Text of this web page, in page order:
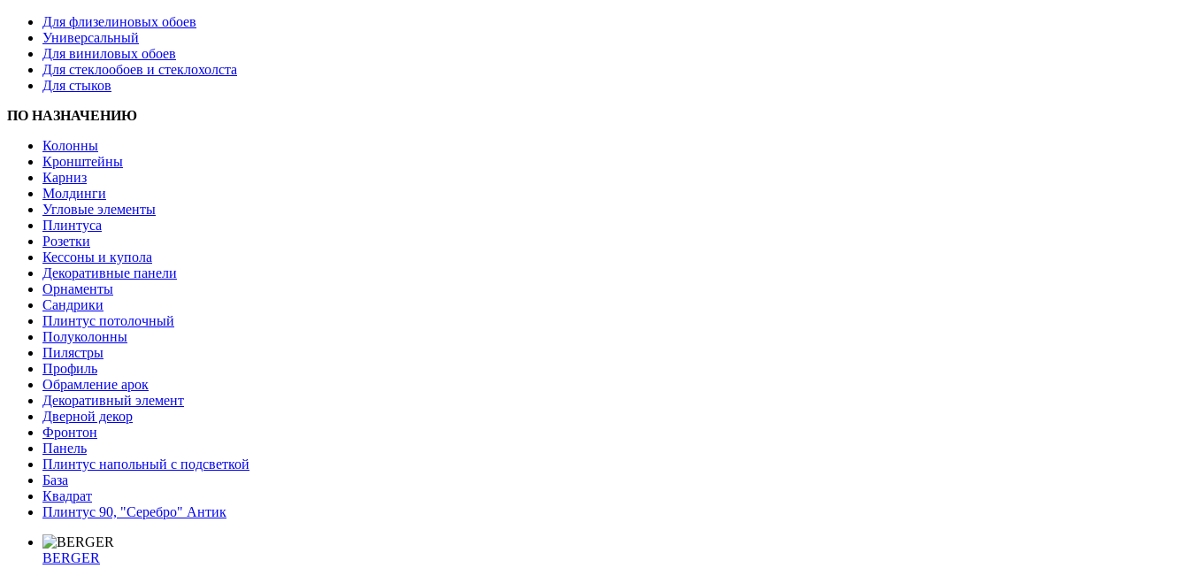
Для флизелиновых обоев
Универсальный
Для виниловых обоев
Для стеклообоев и стеклохолста
Для стыков
ПО НАЗНАЧЕНИЮ
Колонны
Кронштейны
Карниз
Молдинги
Угловые элементы
Плинтуса
Розетки
Кессоны и купола
Декоративные панели
Орнаменты
Сандрики
Плинтус потолочный
Полуколонны
Пилястры
Профиль
Обрамление арок
Декоративный элемент
Дверной декор
Фронтон
Панель
Плинтус напольный с подсветкой
База
Квадрат
Плинтус 90, "Серебро" Антик
BERGER